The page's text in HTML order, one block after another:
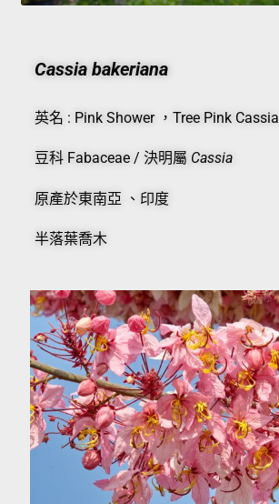
Cassia bakeriana
英名 : Pink Shower ，Tree Pink Cassia
豆科 Fabaceae / 決明屬 Cassia
原產於東南亞 、印度
半落葉喬木